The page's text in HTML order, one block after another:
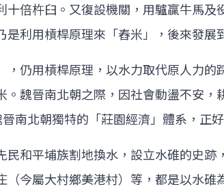
倍杵臼。又復設機關，用驢贏牛馬
利用槓桿原理來「舂米」，後來發展
仍用槓桿原理，以水力取代原人力的
魏晉南北朝之際，因社會動盪不安
南北朝獨特的「莊園經濟」體系，正
和平埔族割地換水，設立水碓的史
今屬大村鄉美港村）等，都是以水碓